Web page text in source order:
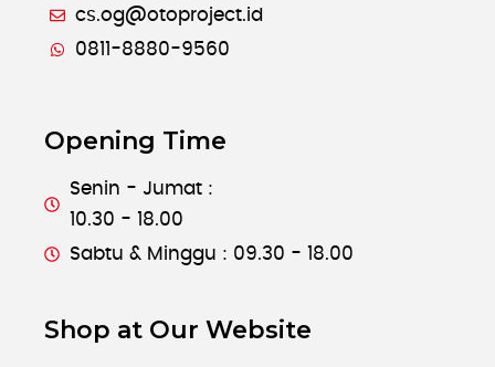
cs.og@otoproject.id
0811-8880-9560
Opening Time
Senin - Jumat :
10.30 - 18.00
Sabtu & Minggu : 09.30 - 18.00
Shop at Our Website